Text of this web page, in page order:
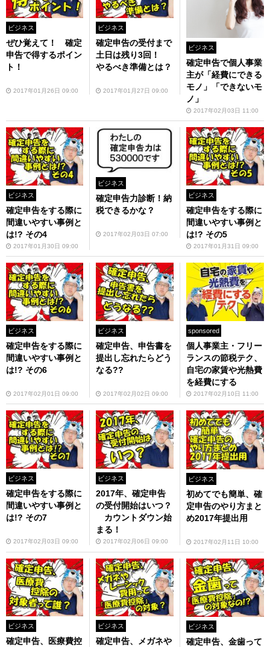
ビジネス
ぜひ覚えて！ 確定
申告で得するポイン
ト！
2017年01月26日 09:00
ビジネス
確定申告の受付まで
土日は残り3回！
やるべき準備とは？
2017年01月27日 09:00
ビジネス
確定申告で個人事業
主が「経費にできる
モノ」「できないモ
ノ」
2017年02月03日 11:00
ビジネス
確定申告をする際に
間違いやすい事例と
は!? その4
2017年01月30日 09:00
ビジネス
確定申告力診断！納
税できるかな？
2017年02月03日 07:00
ビジネス
確定申告をする際に
間違いやすい事例と
は!? その5
2017年01月31日 09:00
ビジネス
確定申告をする際に
間違いやすい事例と
は!? その6
2017年02月01日 09:00
ビジネス
確定申告、申告書を
提出し忘れたらどう
なる??
2017年02月02日 09:00
sponsored
個人事業主・フリー
ランスの節税テク、
自宅の家賃や光熱費
を経費にする
2017年02月10日 11:00
ビジネス
確定申告をする際に
間違いやすい事例と
は!? その7
2017年02月03日 09:00
ビジネス
2017年、確定申告
の受付開始はいつ？
カウントダウン始
まる！
2017年02月06日 09:00
ビジネス
初めてでも簡単、確
定申告のやり方まと
め2017年提出用
2017年02月11日 10:00
ビジネス
確定申告、医療費控
ビジネス
確定申告、メガネや
ビジネス
確定申告、金歯って